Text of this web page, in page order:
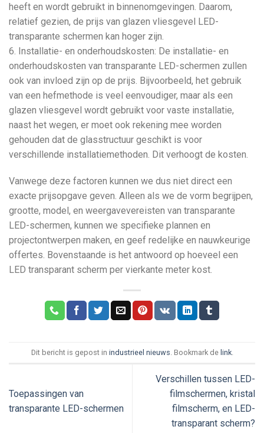
heeft en wordt gebruikt in binnenomgevingen. Daarom,
relatief gezien, de prijs van glazen vliesgevel LED-
transparante schermen kan hoger zijn.
6. Installatie- en onderhoudskosten: De installatie- en
onderhoudskosten van transparante LED-schermen zullen
ook van invloed zijn op de prijs. Bijvoorbeeld, het gebruik
van een hefmethode is veel eenvoudiger, maar als een
glazen vliesgevel wordt gebruikt voor vaste installatie,
naast het wegen, er moet ook rekening mee worden
gehouden dat de glasstructuur geschikt is voor
verschillende installatiemethoden. Dit verhoogt de kosten.
Vanwege deze factoren kunnen we dus niet direct een
exacte prijsopgave geven. Alleen als we de vorm begrijpen,
grootte, model, en weergavevereisten van transparante
LED-schermen, kunnen we specifieke plannen en
projectontwerpen maken, en geef redelijke en nauwkeurige
offertes. Bovenstaande is het antwoord op hoeveel een
LED transparant scherm per vierkante meter kost.
Dit bericht is gepost in industrieel nieuws . Bookmark de link.
Toepassingen van
transparante LED-schermen
Verschillen tussen LED-
filmschermen, kristal
filmscherm, en LED-
transparant scherm?